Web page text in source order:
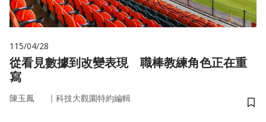
115/04/28
從看見數據到改變表現 職棒教練角色正在重
寫
陳玉鳳 ｜ 科技大觀園特約編輯
儲